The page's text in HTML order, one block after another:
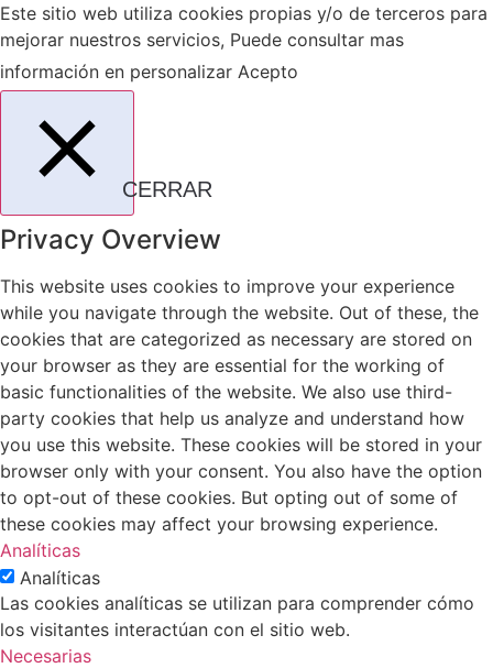
Este sitio web utiliza cookies propias y/o de terceros para
mejorar nuestros servicios, Puede consultar mas
información en personalizar Acepto
CERRAR
Privacy Overview
This website uses cookies to improve your experience
while you navigate through the website. Out of these, the
cookies that are categorized as necessary are stored on
your browser as they are essential for the working of
basic functionalities of the website. We also use third-
party cookies that help us analyze and understand how
you use this website. These cookies will be stored in your
browser only with your consent. You also have the option
to opt-out of these cookies. But opting out of some of
these cookies may affect your browsing experience.
Analíticas
Analíticas
Las cookies analíticas se utilizan para comprender cómo
los visitantes interactúan con el sitio web.
Necesarias